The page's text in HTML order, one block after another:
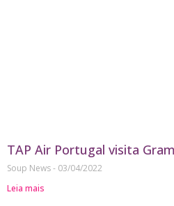
TAP Air Portugal visita
Soup News
03/04/2022
Leia mais